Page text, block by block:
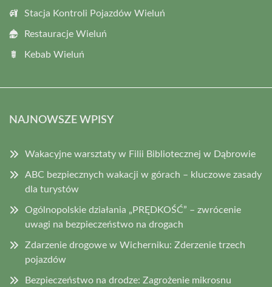
Stacja Kontroli Pojazdów Wieluń
Restauracje Wieluń
Kebab Wieluń
NAJNOWSZE WPISY
Wakacyjne warsztaty w Filii Bibliotecznej w Dąbrowie
ABC bezpiecznych wakacji w górach – kluczowe zasady
dla turystów
Ogólnopolskie działania „PRĘDKOŚĆ” – zwrócenie
uwagi na bezpieczeństwo na drogach
Zdarzenie drogowe w Wicherniku: Zderzenie trzech
pojazdów
Bezpieczeństwo na drodze: Zagrożenie mikrosnu